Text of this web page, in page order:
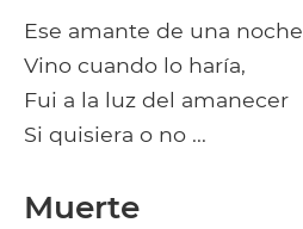
Ese amante de una noche
Vino cuando lo haría,
Fui a la luz del amanecer
Si quisiera o no ...
Muerte